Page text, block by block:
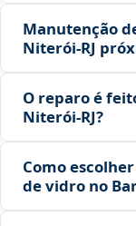
Manutenção
Niterói‑RJ
O reparo é
Niterói‑RJ?
Como
de vidro no